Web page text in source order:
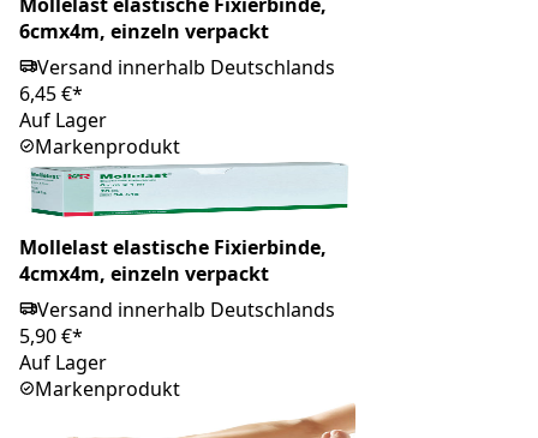
Mollelast elastische Fixierbinde,
6cmx4m, einzeln verpackt
Versand innerhalb Deutschlands
6,45 €*
Auf Lager
Markenprodukt
Mollelast elastische Fixierbinde,
4cmx4m, einzeln verpackt
Versand innerhalb Deutschlands
5,90 €*
Auf Lager
Markenprodukt